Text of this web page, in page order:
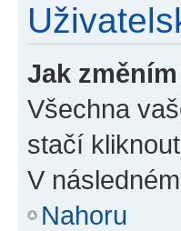
Jak
Všechna
stačí
V
Nahoru